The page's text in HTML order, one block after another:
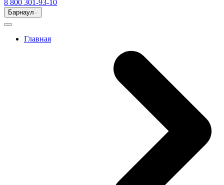
8 800 301-93-10
Барнаул
Главная